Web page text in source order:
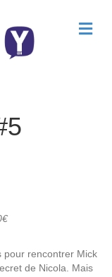
M
e
pour rencontrer Mick
de Nicola. Mais